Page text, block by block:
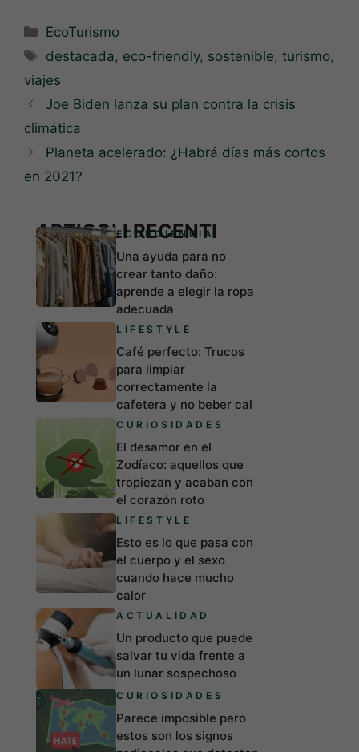
Categorías
EcoTurismo
Etiquetas
destacada, eco-friendly, sostenible,turismo,
viajes
Joe Biden lanza su plan contra la crisis
climática
Planeta acelerado: ¿Habrá días más cortos
en 2021?
ARTICOLI RECENTI
ECONCIENCIA
Una ayuda para no
crear tanto daño:
aprende a elegir la ropa
adecuada
LIFESTYLE
Café perfecto: Trucos
para limpiar
correctamente la
cafetera y no beber cal
CURIOSIDADES
El desamor en el
Zodíaco: aquellos que
tropiezan y acaban con
el corazón roto
LIFESTYLE
Esto es lo que pasa con
el cuerpo y el sexo
cuando hace mucho
calor
ACTUALIDAD
Un producto que puede
salvar tu vida frente a
un lunar sospechoso
CURIOSIDADES
Parece imposible pero
estos son los signos